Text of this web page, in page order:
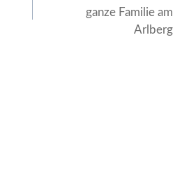
ganze Familie am
Arlberg